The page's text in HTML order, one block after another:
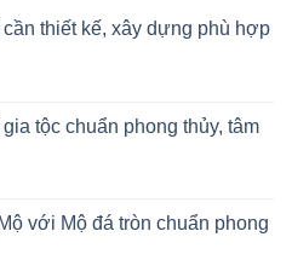
thiết kế, xây dựng phù hợp
tộc chuẩn phong thủy, tâm
với Mộ đá tròn chuẩn phong